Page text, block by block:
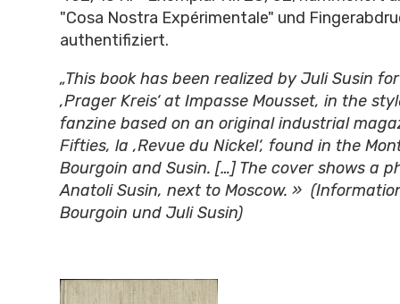
"Cosa Nostra Expérimentale" und
authentifiziert.
„This book has been realized by Juli Susin
‚Prager Kreis‘ at Impasse Mousset, in the
fanzine based on an original industrial
Fifties, la ‚Revue du Nickel‘, found in the
Bourgoin and Susin. […] The cover shows a
Anatoli Susin, next to Moscow. »
Bourgoin und Juli Susin)